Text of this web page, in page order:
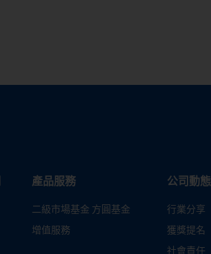
產品服務
二級市場基金 方圓基金
增值服務
公司動態
行業分享
獲獎提名
社會責任